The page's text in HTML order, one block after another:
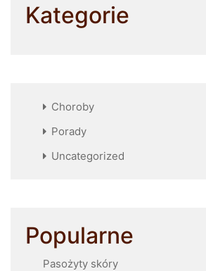
Kategorie
Choroby
Porady
Uncategorized
Popularne
Pasożyty skóry